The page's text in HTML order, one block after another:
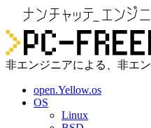
非エンジニアによる、非エ
open.Yellow.os
OS
Linux